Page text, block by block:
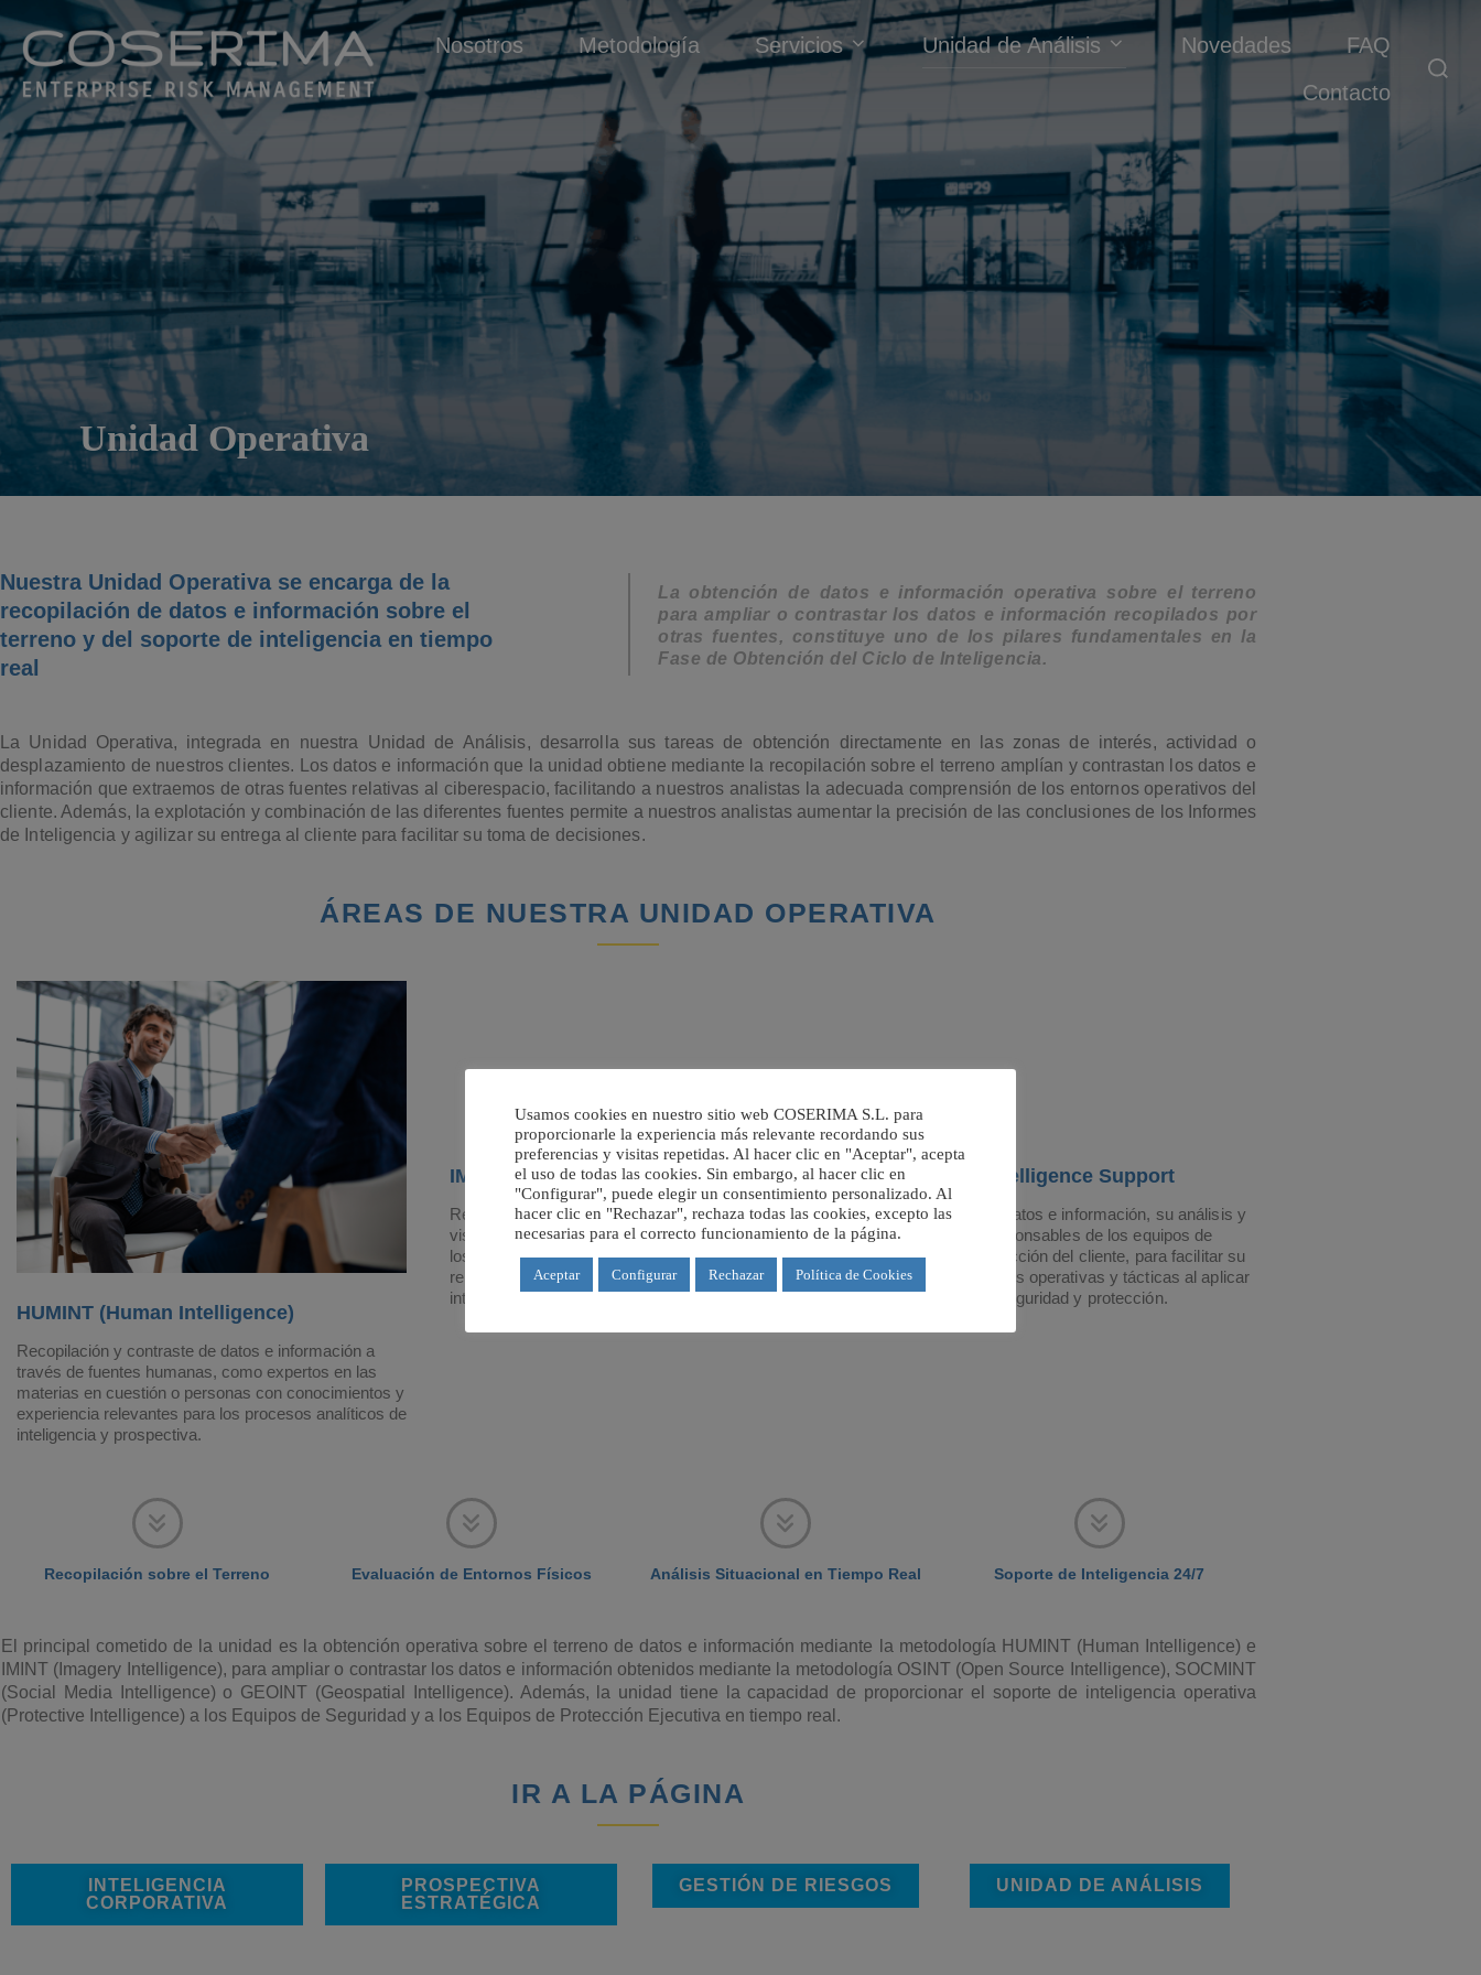
Nosotros Metodología Servicios Unidad de Análisis Novedades
FAQ
Contacto
Unidad Operativa
Nuestra Unidad Operativa se encarga de la
recopilación de datos e información sobre el
terreno y del soporte de inteligencia en tiempo
real
La obtención de datos e información operativa sobre el terreno
para ampliar o contrastar los datos e información recopilados por
otras fuentes, constituye uno de los pilares fundamentales en la
Fase de Obtención del Ciclo de Inteligencia.
La Unidad Operativa, integrada en nuestra Unidad de Análisis, desarrolla sus tareas de obtención directamente en las zonas de interés, actividad o
desplazamiento de nuestros clientes. Los datos e información que la unidad obtiene mediante la recopilación sobre el terreno amplían y contrastan los datos e
información que extraemos de otras fuentes relativas al ciberespacio, facilitando a nuestros analistas la adecuada comprensión de los entornos operativos del
cliente. Además, la explotación y combinación de las diferentes fuentes permite a nuestros analistas aumentar la precisión de las conclusiones de los Informes
de Inteligencia y agilizar su entrega al cliente para facilitar su toma de decisiones.
ÁREAS DE NUESTRA UNIDAD OPERATIVA
HUMINT (Human Intelligence)
Recopilación y contraste de datos e información a
través de fuentes humanas, como expertos en las
materias en cuestión o personas con conocimientos y
experiencia relevantes para los procesos analíticos de
inteligencia y prospectiva.
IMINT (Imagery Intelligence)
Recopilación y contraste de datos e información
visual en formato de imágenes y/o videos dentro de
los entornos de interés o las actividades del cliente,
relevantes para los procesos analíticos de
inteligencia y prospectiva.
Protective Intelligence Support
Recopilación de datos e información, su análisis y
difusión a los responsables de los equipos de
seguridad y protección del cliente, para facilitar su
toma de decisiones operativas y tácticas al aplicar
las medidas de seguridad y protección.
Recopilación sobre el Terreno Evaluación de Entornos Físicos Análisis Situacional en Tiempo Real Soporte de Inteligencia 24/7
El principal cometido de la unidad es la obtención operativa sobre el terreno de datos e información mediante la metodología HUMINT (Human Intelligence) e
IMINT (Imagery Intelligence), para ampliar o contrastar los datos e información obtenidos mediante la metodología OSINT (Open Source Intelligence), SOCMINT
(Social Media Intelligence) o GEOINT (Geospatial Intelligence). Además, la unidad tiene la capacidad de proporcionar el soporte de inteligencia operativa
(Protective Intelligence) a los Equipos de Seguridad y a los Equipos de Protección Ejecutiva en tiempo real.
IR A LA PÁGINA
INTELIGENCIA
CORPORATIVA
PROSPECTIVA
ESTRATÉGICA
GESTIÓN DE RIESGOS UNIDAD DE ANÁLISIS
Usamos cookies en nuestro sitio web COSERIMA S.L. para
proporcionarle la experiencia más relevante recordando sus
preferencias y visitas repetidas. Al hacer clic en "Aceptar", acepta
el uso de todas las cookies. Sin embargo, al hacer clic en
"Configurar", puede elegir un consentimiento personalizado. Al
hacer clic en "Rechazar", rechaza todas las cookies, excepto las
necesarias para el correcto funcionamiento de la página.
Aceptar Configurar Rechazar Política de Cookies